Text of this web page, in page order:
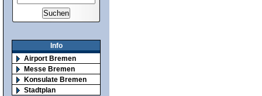
Info
Airport Bremen
Messe Bremen
Konsulate Bremen
Stadtplan